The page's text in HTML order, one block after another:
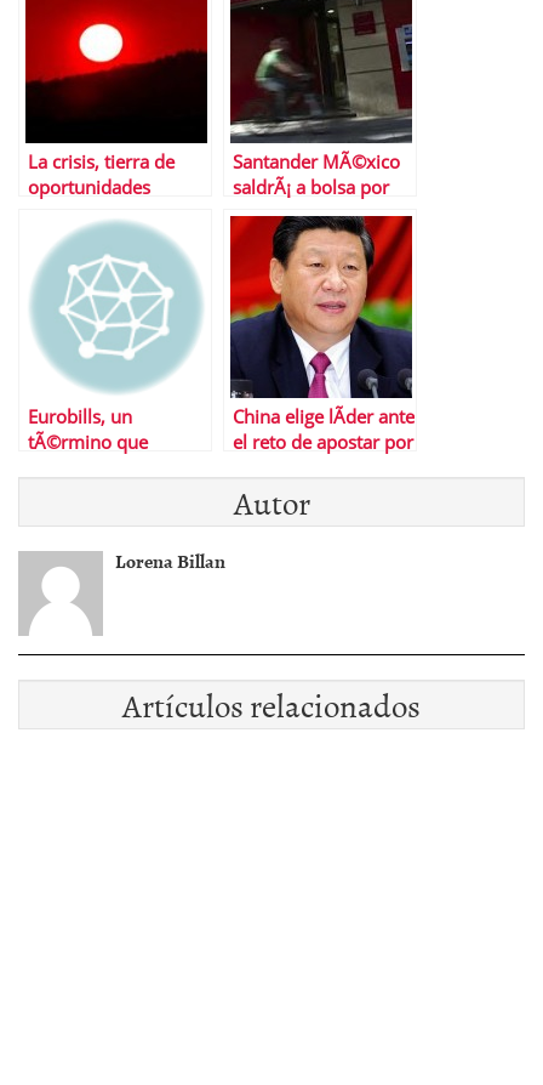
La crisis, tierra de
oportunidades
Santander MÃ©xico
saldrÃ¡ a bolsa por
3.413 millones de
euros
Eurobills, un
tÃ©rmino que
China elige lÃ­der ante
el reto de apostar por
econÃ³mico o
igualdad social
Autor
Lorena Billan
Artículos relacionados